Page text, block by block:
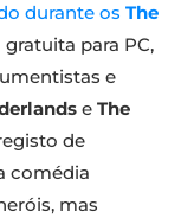
durante os The
para PC,
e
e The
de
comédia
mas